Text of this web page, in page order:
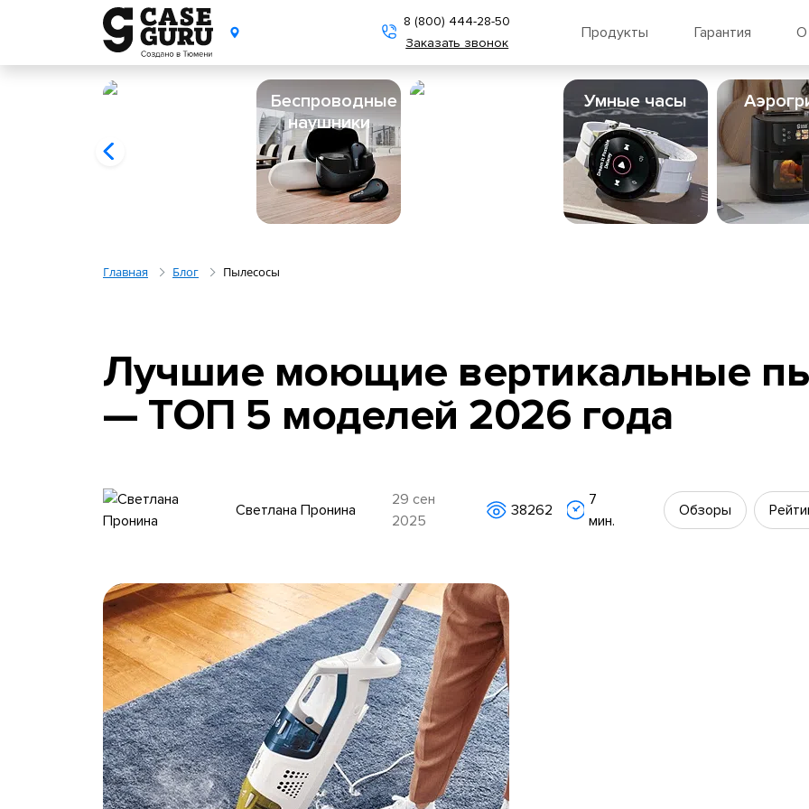
8 (800) 444-28-50
Заказать звонок
Продукты Гарантия О
Беспроводные
наушники
Умные часы
Главная Блог Пылесосы
Лучшие моющие вертикальные
— ТОП 5 моделей 2026 года
Светлана Пронина
29 сен
2025
38262
7
мин.
Обзоры